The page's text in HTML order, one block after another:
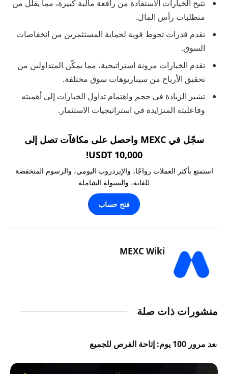
تتيح الخيارات الاستفادة من رافعة مالية كبيرة، مما يقلل من
متطلبات رأس المال.
تقدم قدرات تحوط قوية لحماية المستثمرين من انخفاضات
السوق.
تقدم الخيارات مرونة استراتيجية، مما يمكّن المتداولين من
تحقيق الأرباح من سيناريوهات سوق مختلفة.
تشير الزيادة في حجم واهتمام تداول الخيارات إلى أهميته
وفاعليته المتزايدة في استراتيجيات الاستثمار.
سجّل في MEXC واحصل على مكافآت تصل إلى
10,000 USDT!
استمتع بأكثر العملات رواجًا، والإيردروب اليومي، والرسوم المنخفضة
للغاية، والسيولة الشاملة
فتح حساب
MEXC Wiki
منشورات ذات صلة
بعد مرور 100 يوم: إتاحة الفرص للجميع